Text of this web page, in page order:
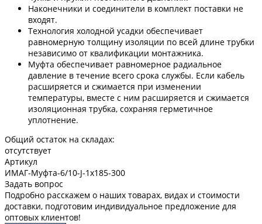
Наконечники и соединители в комплект поставки не
входят.
Технология холодной усадки обеспечивает
равномерную толщину изоляции по всей длине трубки
независимо от квалификации монтажника.
Муфта обеспечивает равномерное радиальное
давление в течение всего срока службы. Если кабель
расширяется и сжимается при изменении
температуры, вместе с ним расширяется и сжимается
изоляционная трубка, сохраняя герметичное
уплотнение.
Общий остаток на складах:
отсутствует
Артикул
ИМАГ-Муфта-6/10-J-1х185-300
Задать вопрос
Подробно расскажем о наших товарах, видах и стоимости
доставки, подготовим индивидуальное предложение для
оптовых клиентов!